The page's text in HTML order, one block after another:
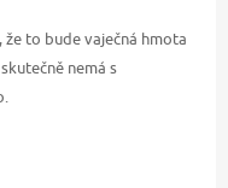
že to bude vaječná hmota
nemá s